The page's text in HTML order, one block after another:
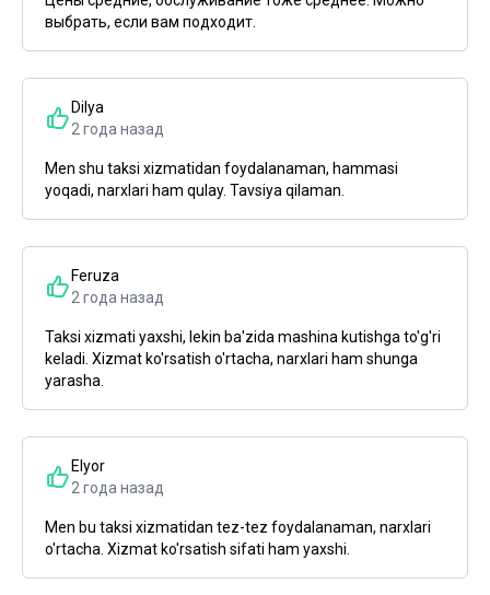
выбрать, если вам подходит.
Dilya
2 года назад
Men shu taksi xizmatidan foydalanaman, hammasi
yoqadi, narxlari ham qulay. Tavsiya qilaman.
Feruza
2 года назад
Taksi xizmati yaxshi, lekin ba'zida mashina kutishga to'g'ri
keladi. Xizmat ko'rsatish o'rtacha, narxlari ham shunga
yarasha.
Elyor
2 года назад
Men bu taksi xizmatidan tez-tez foydalanaman, narxlari
o'rtacha. Xizmat ko'rsatish sifati ham yaxshi.